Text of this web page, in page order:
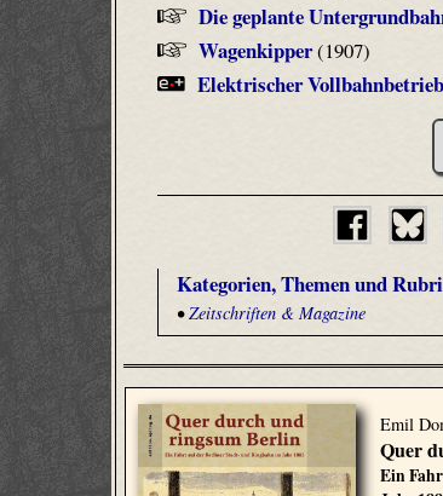
Die geplante
Wagenkipper(1907)
Elektrischer Vollbahnbetrieb
Kategorien, Themen und
•Zeitschriften & Magazine
Emil
Quer
Ein